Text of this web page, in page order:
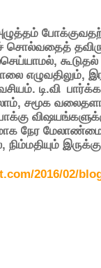
சொல்வதைத்
,
எழுவதிலும்,
டி.வி
, சமூக
நேர
, நிம்மதியும்
2016/02/